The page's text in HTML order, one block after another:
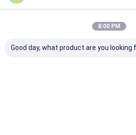
8:00 PM
Good day, what product are you looking